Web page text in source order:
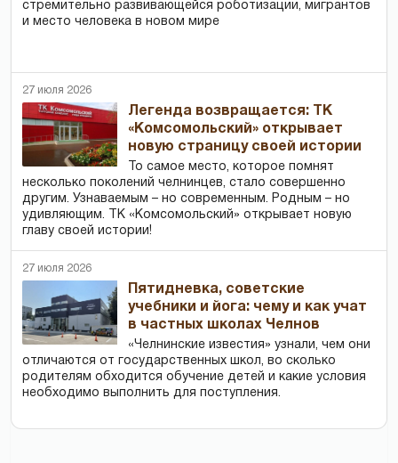
стремительно развивающейся роботизации, мигрантов
и место человека в новом мире
27 июля 2026
Легенда возвращается: ТК
«Комсомольский» открывает
новую страницу своей истории
То самое место, которое помнят
несколько поколений челнинцев, стало совершенно
другим. Узнаваемым – но современным. Родным – но
удивляющим. ТК «Комсомольский» открывает новую
главу своей истории!
27 июля 2026
Пятидневка, советские
учебники и йога: чему и как учат
в частных школах Челнов
«Челнинские известия» узнали, чем они
отличаются от государственных школ, во сколько
родителям обходится обучение детей и какие условия
необходимо выполнить для поступления.